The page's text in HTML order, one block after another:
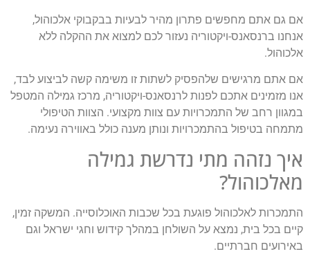
אם גם אתם מחפשים פתרון מהיר לבעיות בבקבוקי אלכוהול,
אנחנו ברנסאנס-ויקטוריה נעזור לכם למצוא את ההקלה ללא
אלכוהול.
אם אתם מרגישים שלהפסיק לשתות זו משימה קשה לביצוע לבד,
אנו מזמינים אתכם לפנות לרנסאנס-ויקטוריה, מרכז גמילה המטפל
במגוון רחב של התמכרויות עם צוות מקצועי. הצוות הטיפולי
מתמחה בטיפול בהתמכרויות ונותן מענה כולל באווירה נעימה.
איך נזהה מתי נדרשת גמילה
מאלכוהול?
התמכרות לאלכוהול פוגעת בכל שכבות האוכלוסייה. המשקה זמין,
קיים בכל בית, נמצא על השולחן במהלך קידוש וחגי ישראל וגם
באירועים חברתיים.